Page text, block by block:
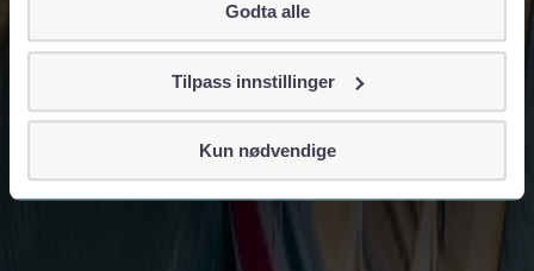
Googles retningslinjer for personvern
Vi tar ditt personvern på alvor
identifiserer deg, som navn eller telefonnummer.
Godta alle
Tilpass innstillinger
Kun nødvendige